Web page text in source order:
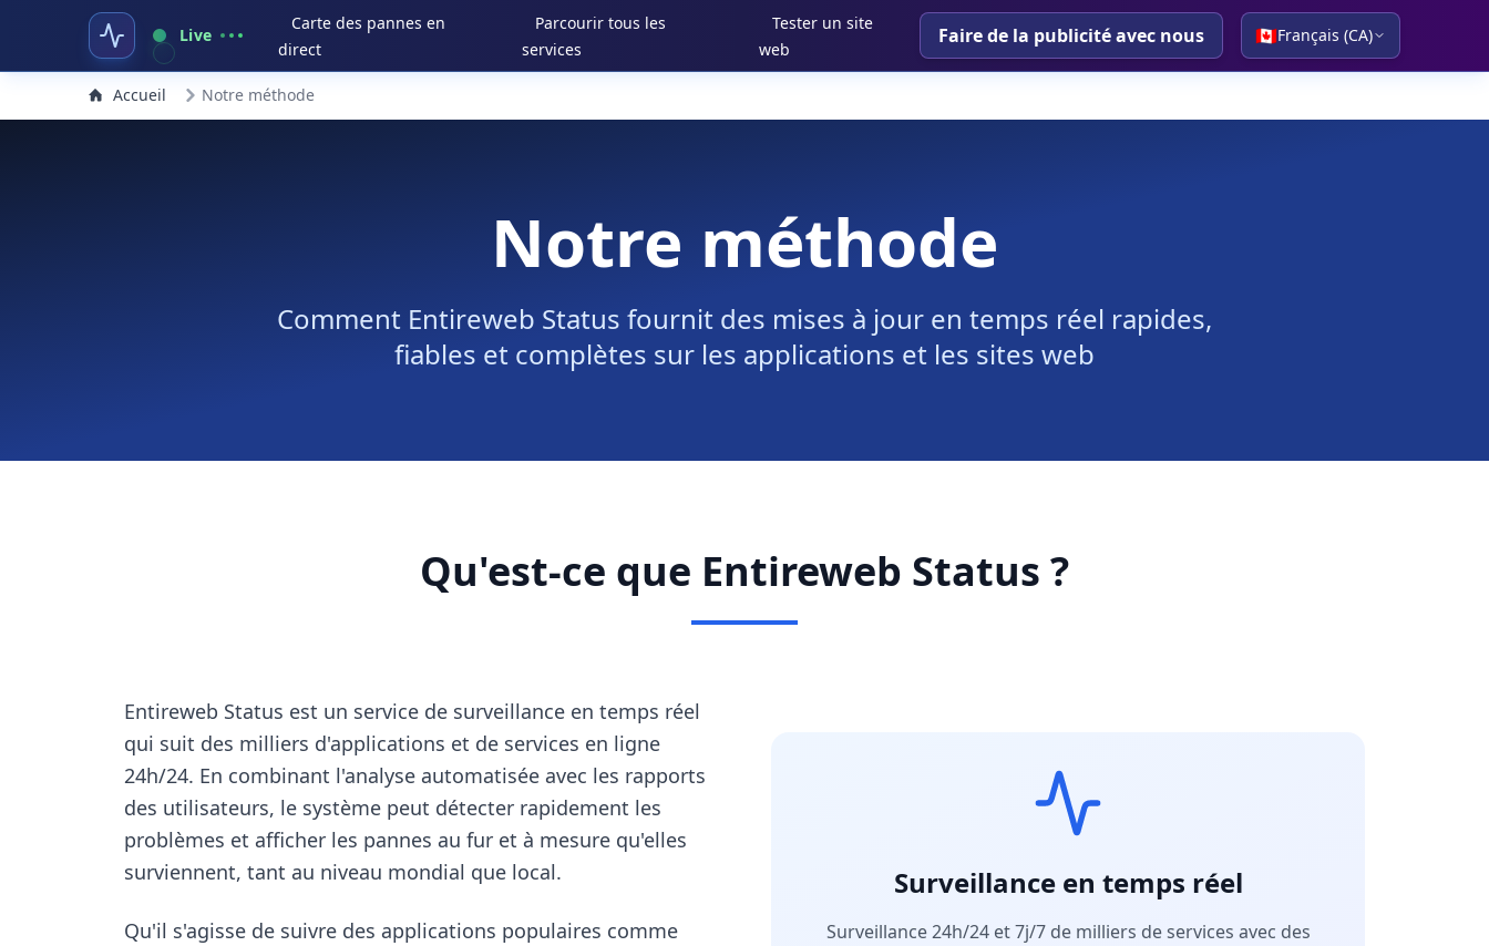
Live
Carte des pannes en
direct
Parcourir tous les
services
Tester un site
web
Faire de la publicité avec nous 🇨🇦Français (CA)
Accueil Notre méthode
Notre méthode
Comment Entireweb Status fournit des mises à jour en temps réel rapides,
fiables et complètes sur les applications et les sites web
Qu'est-ce que Entireweb Status ?
Entireweb Status est un service de surveillance en temps réel
qui suit des milliers d'applications et de services en ligne
24h/24. En combinant l'analyse automatisée avec les rapports
des utilisateurs, le système peut détecter rapidement les
problèmes et afficher les pannes au fur et à mesure qu'elles
surviennent, tant au niveau mondial que local.
Qu'il s'agisse de suivre des applications populaires comme
Surveillance en temps réel
Surveillance 24h/24 et 7j/7 de milliers de services avec des